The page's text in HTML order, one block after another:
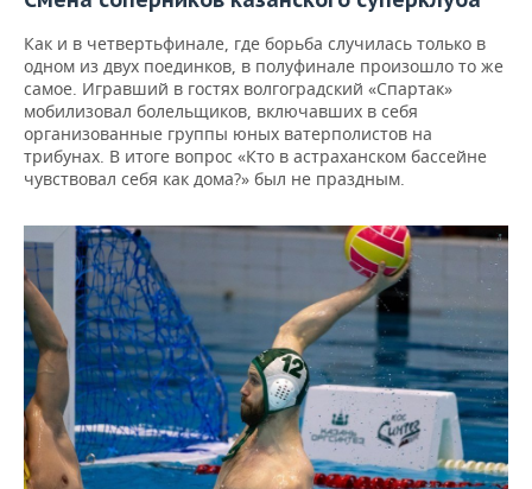
Как и в четвертьфинале, где борьба случилась только в
одном из двух поединков, в полуфинале произошло то же
самое. Игравший в гостях волгоградский «Спартак»
мобилизовал болельщиков, включавших в себя
организованные группы юных ватерполистов на
трибунах. В итоге вопрос «Кто в астраханском бассейне
чувствовал себя как дома?» был не праздным.